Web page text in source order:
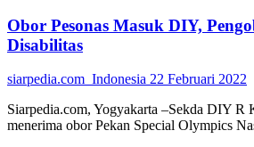
Obor Pesonas Masuk DIY,
Disabilitas
siarpedia.com_Indonesia 22 Februari 2022
Siarpedia.com, Yogyakarta –Sekda DIY R
menerima obor Pekan Special Olympics